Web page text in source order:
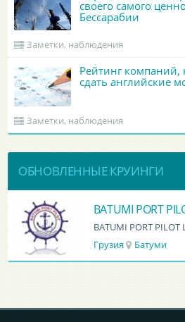
своего самого
Бессарабии
Заметки, наблюдения
Рейтинг компаний,
сдать английские
Заметки, наблюдения
ОБНОВЛЕННЫЕ КРУИНГИ
BATUMI PORT
BATUMI PORT PILOT
Грузия
Батуми